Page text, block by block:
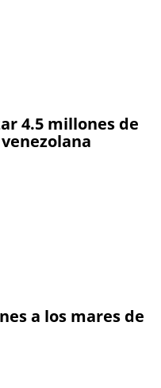
4.5 millones de
a los mares de